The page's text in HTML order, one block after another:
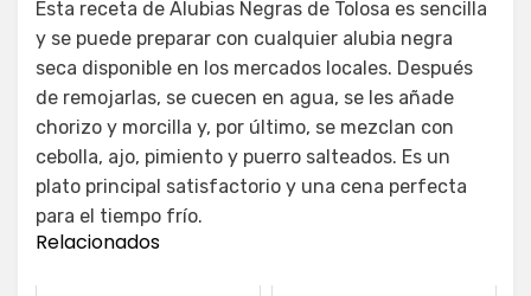
Esta receta de Alubias Negras de Tolosa es sencilla
y se puede preparar con cualquier alubia negra
seca disponible en los mercados locales. Después
de remojarlas, se cuecen en agua, se les añade
chorizo y morcilla y, por último, se mezclan con
cebolla, ajo, pimiento y puerro salteados. Es un
plato principal satisfactorio y una cena perfecta
para el tiempo frío.
Relacionados